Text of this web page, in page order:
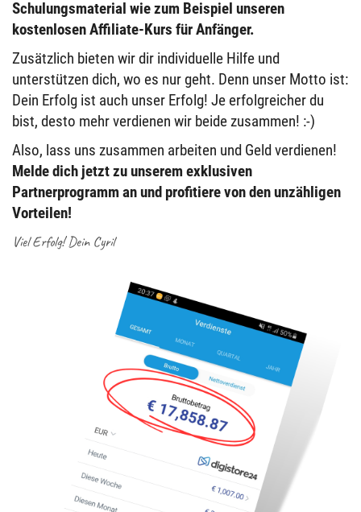
Schulungsmaterial wie zum Beispiel unseren
kostenlosen Affiliate-Kurs für Anfänger.
Zusätzlich bieten wir dir individuelle Hilfe und
unterstützen dich, wo es nur geht. Denn unser Motto ist:
Dein Erfolg ist auch unser Erfolg! Je erfolgreicher du
bist, desto mehr verdienen wir beide zusammen! :-)
Also, lass uns zusammen arbeiten und Geld verdienen!
Melde dich jetzt zu unserem exklusiven
Partnerprogramm an und profitiere von den unzähligen
Vorteilen!
Viel Erfolg! Dein Cyril